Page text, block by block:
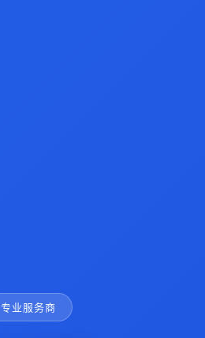
专业服务商